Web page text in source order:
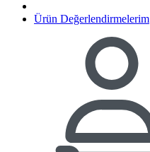
Ürün Değerlendirmelerim